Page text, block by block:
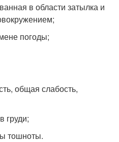
в области затылка и
погоды;
общая слабость,
груди;
тошноты.